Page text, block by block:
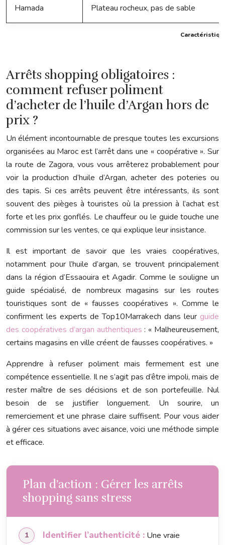
Hamada Plateau rocheux, pas de sable
Arrêts shopping obligatoires :
comment refuser poliment
d’acheter de l’huile d’Argan hors de
prix ?
Un élément incontournable de presque toutes les excursions
organisées au Maroc est l’arrêt dans une « coopérative ». Sur
la route de Zagora, vous vous arrêterez probablement pour
voir la production d’huile d’Argan, acheter des poteries ou
des tapis. Si ces arrêts peuvent être intéressants, ils sont
souvent des pièges à touristes où la pression à l’achat est
forte et les prix gonflés. Le chauffeur ou le guide touche une
commission sur les ventes, ce qui explique leur insistance.
Il est important de savoir que les vraies coopératives,
notamment pour l’huile d’argan, se trouvent principalement
dans la région d’Essaouira et Agadir. Comme le souligne un
guide spécialisé, de nombreux magasins sur les routes
touristiques sont de « fausses coopératives ». Comme le
confirment les experts de Top10Marrakech dans leur guide
des coopératives d’argan authentiques : « Malheureusement,
certains magasins en ville créent de fausses coopératives. »
Apprendre à refuser poliment mais fermement est une
compétence essentielle. Il ne s’agit pas d’être impoli, mais de
rester maître de ses décisions et de son portefeuille. Nul
besoin de se justifier longuement. Un sourire, un
remerciement et une phrase claire suffisent. Pour vous aider
à gérer ces situations avec aisance, voici une méthode simple
et efficace.
Plan d’action : Gérer les arrêts
shopping sans stress
Identifier l’authenticité : Une vraie